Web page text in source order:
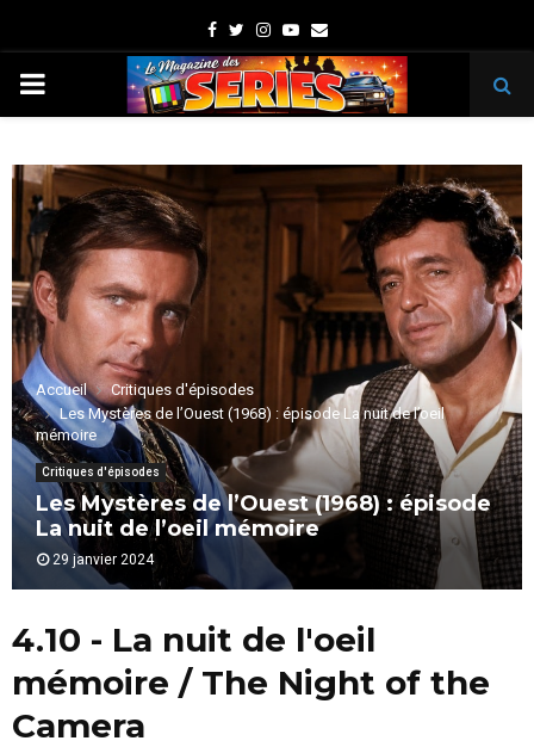
Facebook
TwitterInstagram
Youtube
Email
PRIMARY
Accueil
Critiques d'épisodes
Les Mystères de l’Ouest (1968) : épisode La nuit de l’oeil
mémoire
Critiques d'épisodes
Les Mystères de l’Ouest (1968) : épisode
La nuit de l’oeil mémoire
29 janvier 2024
4.10 - La nuit de l'oeil
mémoire / The Night of the
Camera